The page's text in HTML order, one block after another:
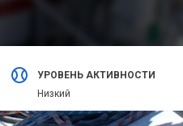
УРОВЕНЬ АКТИВНОСТИ
Низкий